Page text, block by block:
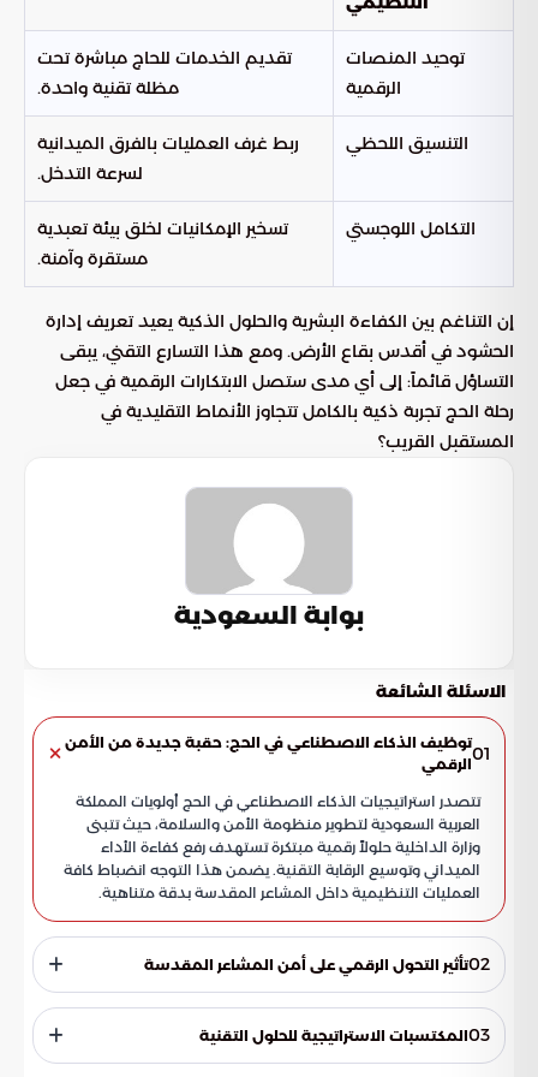
توحيد المنصات
الرقمية
تقديم الخدمات للحاج مباشرة تحت
مظلة تقنية واحدة.
التنسيق اللحظي
ربط غرف العمليات بالفرق الميدانية
لسرعة التدخل.
التكامل اللوجستي
تسخير الإمكانيات لخلق بيئة تعبدية
مستقرة وآمنة.
إن التناغم بين الكفاءة البشرية والحلول الذكية يعيد تعريف إدارة
الحشود في أقدس بقاع الأرض. ومع هذا التسارع التقني، يبقى
التساؤل قائماً: إلى أي مدى ستصل الابتكارات الرقمية في جعل
رحلة الحج تجربة ذكية بالكامل تتجاوز الأنماط التقليدية في
المستقبل القريب؟
بوابة السعودية
الاسئلة الشائعة
01توظيف الذكاء الاصطناعي في الحج: حقبة جديدة من الأمن
الرقمي
تتصدر استراتيجيات الذكاء الاصطناعي في الحج أولويات المملكة
العربية السعودية لتطوير منظومة الأمن والسلامة، حيث تتبنى
وزارة الداخلية حلولاً رقمية مبتكرة تستهدف رفع كفاءة الأداء
الميداني وتوسيع الرقابة التقنية. يضمن هذا التوجه انضباط كافة
العمليات التنظيمية داخل المشاعر المقدسة بدقة متناهية.
02تأثير التحول الرقمي على أمن المشاعر المقدسة
لم يعد دمج التكنولوجيا المتطورة في العمليات الأمنية مجرد
وسيلة إضافية، بل تحول إلى ركيزة جوهرية لإدارة الحشود والتحكم
في التدفقات البشرية المليونية. تتيح هذه الأنظمة تحديد هويات
03المكتسبات الاستراتيجية للحلول التقنية